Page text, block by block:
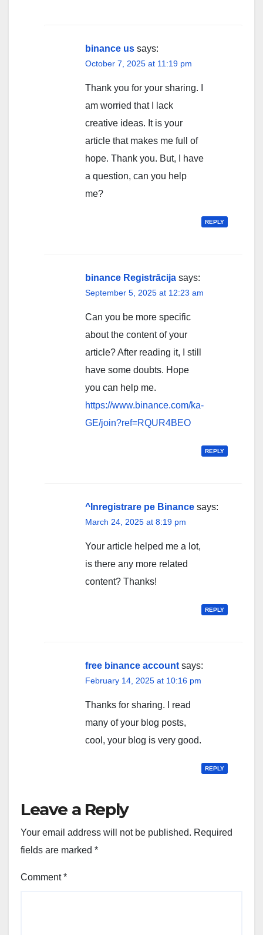
binance us says:
October 7, 2025 at 11:19 pm
Thank you for your sharing. I
am worried that I lack
creative ideas. It is your
article that makes me full of
hope. Thank you. But, I have
a question, can you help
me?
REPLY
binance Registrācija says:
September 5, 2025 at 12:23 am
Can you be more specific
about the content of your
article? After reading it, I still
have some doubts. Hope
you can help me.
https://www.binance.com/ka-
GE/join?ref=RQUR4BEO
REPLY
^Inregistrare pe Binance says:
March 24, 2025 at 8:19 pm
Your article helped me a lot,
is there any more related
content? Thanks!
REPLY
free binance account says:
February 14, 2025 at 10:16 pm
Thanks for sharing. I read
many of your blog posts,
cool, your blog is very good.
REPLY
Leave a Reply
Your email address will not be published. Required
fields are marked *
Comment*